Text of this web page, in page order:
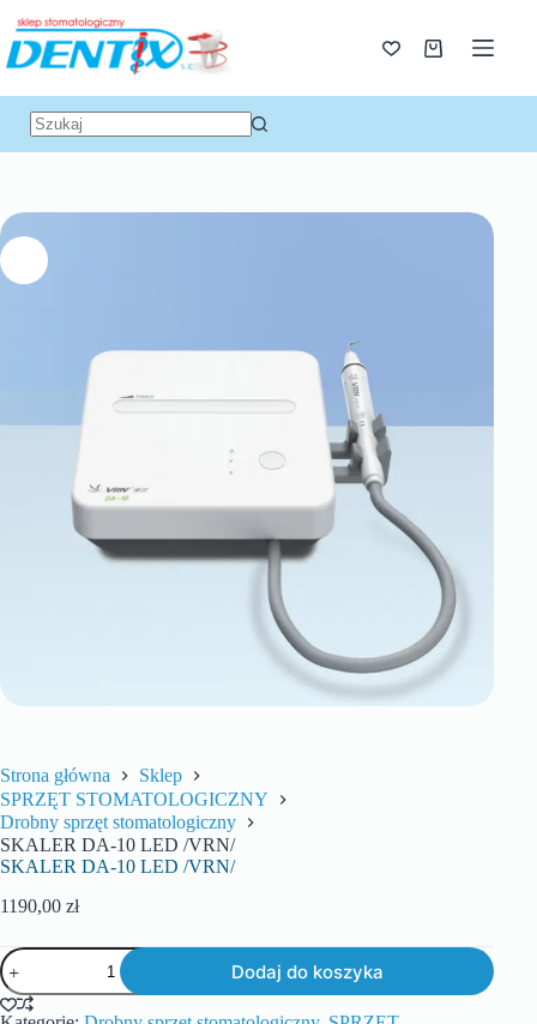
Strona główna
Sklep
SPRZĘT STOMATOLOGICZNY
Drobny sprzęt stomatologiczny
SKALER DA-10 LED /VRN/
SKALER DA-10 LED /VRN/
1190,00 zł
Dodaj do koszyka